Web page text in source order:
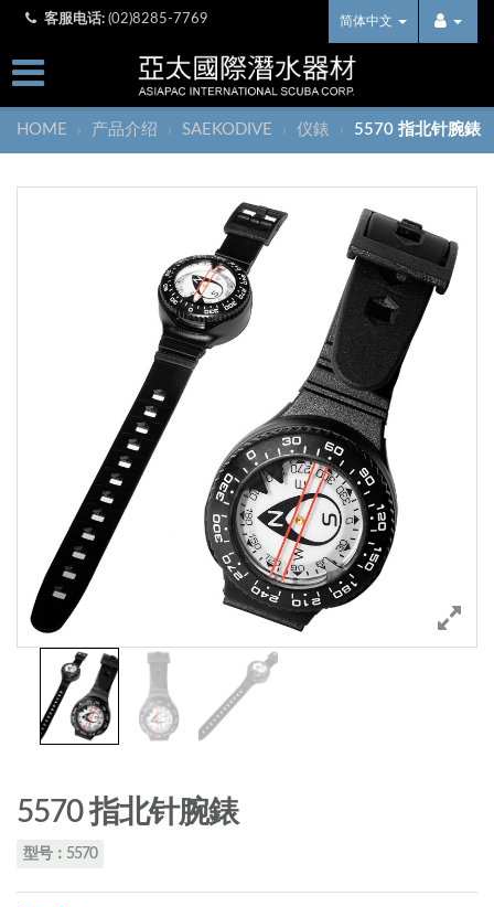
客服电话: (02)8285-7769 简体中文
HOME › 产品介绍 › SAEKODIVE › 仪錶 › 5570 指北针腕錶
5570 指北针腕錶
型号：5570